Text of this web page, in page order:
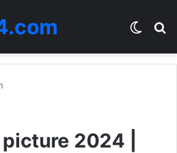
2024 |